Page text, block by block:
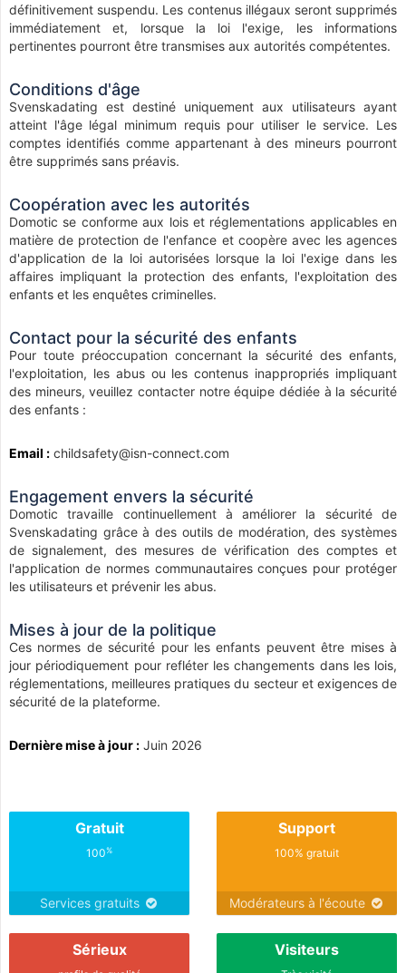
définitivement suspendu. Les contenus illégaux seront supprimés
immédiatement et, lorsque la loi l'exige, les informations
pertinentes pourront être transmises aux autorités compétentes.
Conditions d'âge
Svenskadating est destiné uniquement aux utilisateurs ayant
atteint l'âge légal minimum requis pour utiliser le service. Les
comptes identifiés comme appartenant à des mineurs pourront
être supprimés sans préavis.
Coopération avec les autorités
Domotic se conforme aux lois et réglementations applicables en
matière de protection de l'enfance et coopère avec les agences
d'application de la loi autorisées lorsque la loi l'exige dans les
affaires impliquant la protection des enfants, l'exploitation des
enfants et les enquêtes criminelles.
Contact pour la sécurité des enfants
Pour toute préoccupation concernant la sécurité des enfants,
l'exploitation, les abus ou les contenus inappropriés impliquant
des mineurs, veuillez contacter notre équipe dédiée à la sécurité
des enfants :
Email : childsafety@isn-connect.com
Engagement envers la sécurité
Domotic travaille continuellement à améliorer la sécurité de
Svenskadating grâce à des outils de modération, des systèmes
de signalement, des mesures de vérification des comptes et
l'application de normes communautaires conçues pour protéger
les utilisateurs et prévenir les abus.
Mises à jour de la politique
Ces normes de sécurité pour les enfants peuvent être mises à
jour périodiquement pour refléter les changements dans les lois,
réglementations, meilleures pratiques du secteur et exigences de
sécurité de la plateforme.
Dernière mise à jour : Juin 2026
Gratuit
100%
Services gratuits
Support
100% gratuit
Modérateurs à l'écoute
Sérieux Visiteurs